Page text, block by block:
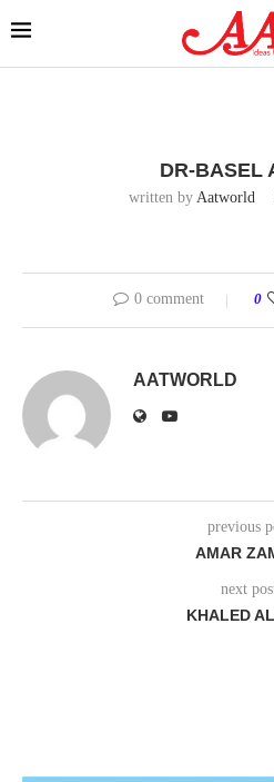
DR-BASEL
written by Aatworld
0 comment 0
AATWORLD
previous
AMAR
next
KHALED